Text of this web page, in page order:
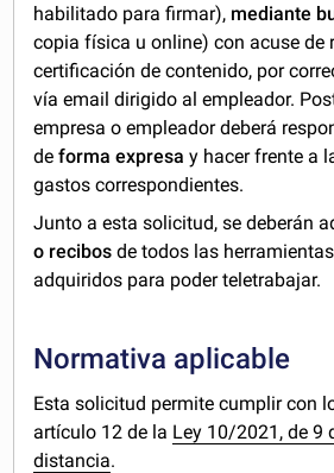
habilitado para firmar), mediante
copia física u online) con acuse de
certificación de contenido, por
vía email dirigido al empleador.
empresa o empleador deberá
deforma expresa y hacer frente a
gastos correspondientes.
Junto a esta solicitud, se deberán
o recibos de todos las
adquiridos para poder teletrabajar.
Normativa aplicable
Esta solicitud permite cumplir con
artículo 12 de la Ley 10/2021, de 9
distancia.